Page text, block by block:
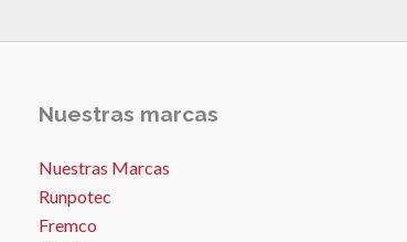
Nuestras marcas
Nuestras Marcas
Runpotec
Fremco